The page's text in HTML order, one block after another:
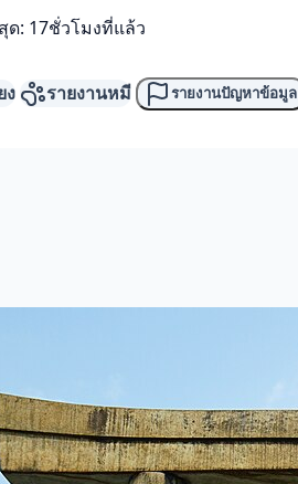
ด: 17ชั่วโมงที่แล้ว
ง รายงานหมี รายงานปัญหาข้อมูล